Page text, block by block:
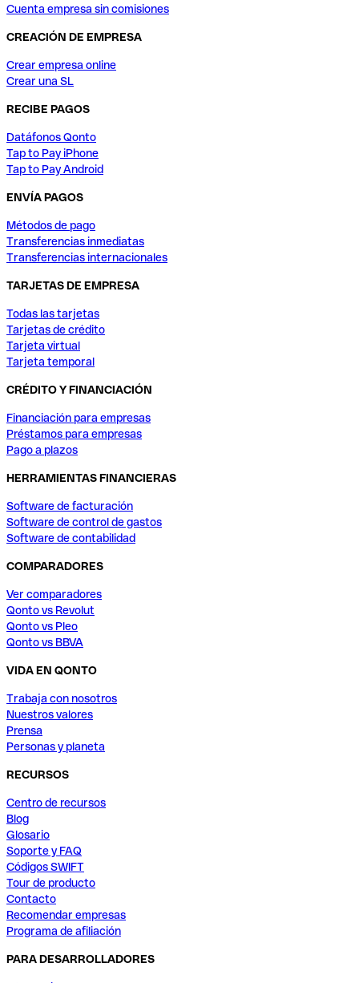
Cuenta empresa sin comisiones
CREACIÓN DE EMPRESA
Crear empresa online
Crear una SL
RECIBE PAGOS
Datáfonos Qonto
Tap to Pay iPhone
Tap to Pay Android
ENVÍA PAGOS
Métodos de pago
Transferencias inmediatas
Transferencias internacionales
TARJETAS DE EMPRESA
Todas las tarjetas
Tarjetas de crédito
Tarjeta virtual
Tarjeta temporal
CRÉDITO Y FINANCIACIÓN
Financiación para empresas
Préstamos para empresas
Pago a plazos
HERRAMIENTAS FINANCIERAS
Software de facturación
Software de control de gastos
Software de contabilidad
COMPARADORES
Ver comparadores
Qonto vs Revolut
Qonto vs Pleo
Qonto vs BBVA
VIDA EN QONTO
Trabaja con nosotros
Nuestros valores
Prensa
Personas y planeta
RECURSOS
Centro de recursos
Blog
Glosario
Soporte y FAQ
Códigos SWIFT
Tour de producto
Contacto
Recomendar empresas
Programa de afiliación
PARA DESARROLLADORES